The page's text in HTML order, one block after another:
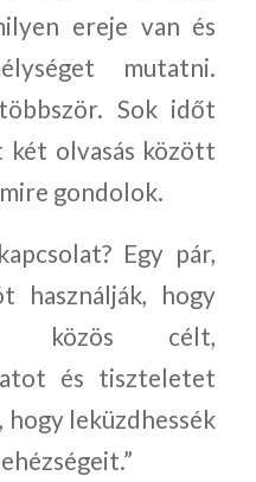
ereje van és
mutatni.
Sok időt
két olvasás között
gondolok.
Egy pár,
használják, hogy
közös célt,
és tiszteletet
hogy leküzdhessék